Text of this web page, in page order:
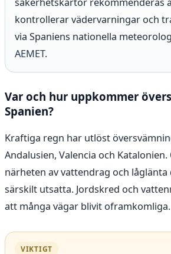
kontrollerar vädervarningar och
via Spaniens nationella
AEMET.
Var och hur uppkommer
Spanien?
Kraftiga regn har utlöst
Andalusien, Valencia och
närheten av vattendrag och
särskilt utsatta. Jordskred och
att många vägar blivit oframkomliga.
VIKTIGT